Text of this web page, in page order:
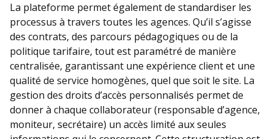
La plateforme permet également de standardiser les
processus à travers toutes les agences. Qu’il s’agisse
des contrats, des parcours pédagogiques ou de la
politique tarifaire, tout est paramétré de manière
centralisée, garantissant une expérience client et une
qualité de service homogènes, quel que soit le site. La
gestion des droits d’accès personnalisés permet de
donner à chaque collaborateur (responsable d’agence,
moniteur, secrétaire) un accès limité aux seules